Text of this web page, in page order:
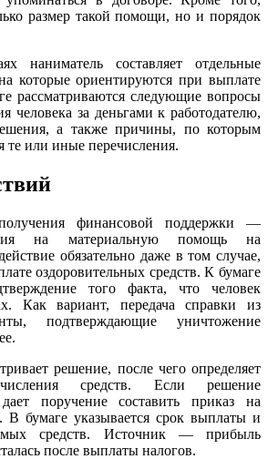
размер такой помощи, но и порядок
наниматель составляет отдельные
которые ориентируются при выплате
рассматриваются следующие вопросы
человека за деньгами к работодателю,
а также причины, по которым
те или иные перечисления.
финансовой поддержки —
на материальную помощь на
обязательно даже в том случае,
оздоровительных средств. К бумаге
того факта, что человек
Как вариант, передача справки из
подтверждающие уничтожение
решение, после чего определяет
средств. Если решение
поручение составить приказ на
бумаге указывается срок выплаты и
средств. Источник — прибыль
после выплаты налогов.